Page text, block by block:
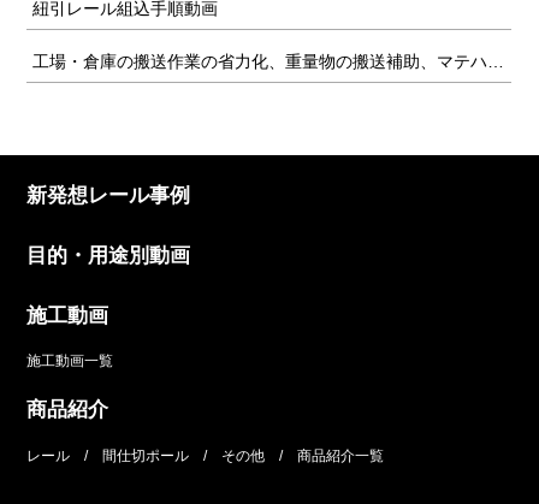
新発想レール事例
目的・用途別動画
施工動画
施工動画一覧
商品紹介
レール 間仕切ポール その他 商品紹介一覧